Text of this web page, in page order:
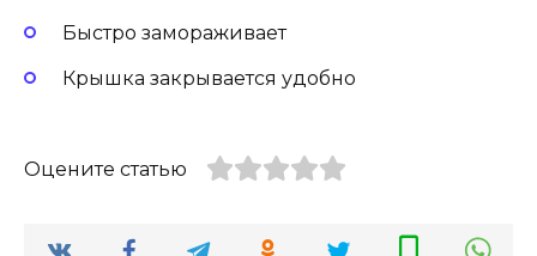
Быстро замораживает
Крышка закрывается удобно
Оцените статью